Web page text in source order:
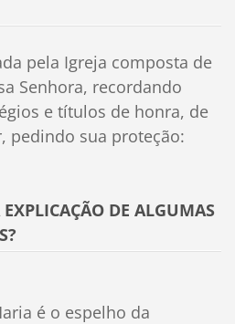
pela Igreja composta de
Senhora, recordando
e títulos de honra, de
pedindo sua proteção:
DE ALGUMAS
é o espelho da